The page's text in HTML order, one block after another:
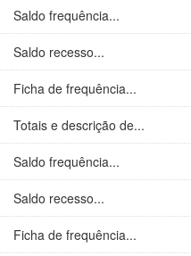
Saldo frequência...
Saldo recesso...
Ficha de frequência...
Totais e descrição de...
Saldo frequência...
Saldo recesso...
Ficha de frequência...